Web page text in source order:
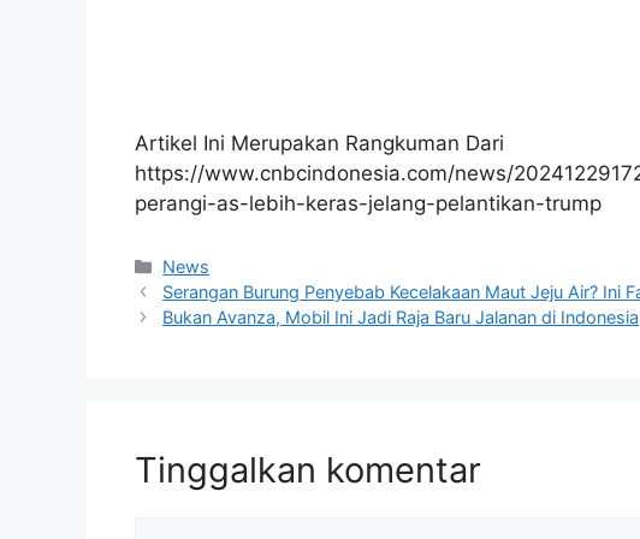
Artikel Ini Merupakan Rangkuman Dari
https://www.cnbcindonesia.com/news/
perangi-as-lebih-keras-jelang-pelantikan-trump
Kategori
News
Serangan Burung Penyebab Kecelakaan Maut Jeju Air? Ini
Bukan Avanza, Mobil Ini Jadi Raja Baru Jalanan di Indonesia
Tinggalkan komentar